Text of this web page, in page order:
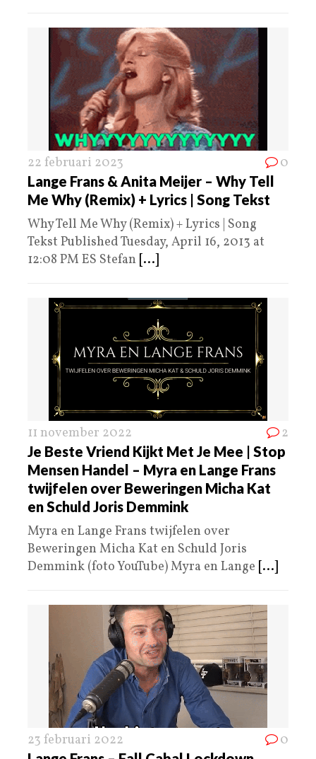
22 februari 2023 0
Lange Frans & Anita Meijer – Why Tell
Me Why (Remix) + Lyrics | Song Tekst
Why Tell Me Why (Remix) + Lyrics | Song
Tekst Published Tuesday, April 16, 2013 at
12:08 PM ES Stefan [...]
11 november 2022 2
Je Beste Vriend Kijkt Met Je Mee | Stop
Mensen Handel – Myra en Lange Frans
twijfelen over Beweringen Micha Kat
en Schuld Joris Demmink
Myra en Lange Frans twijfelen over
Beweringen Micha Kat en Schuld Joris
Demmink (foto YouTube) Myra en Lange [...]
23 februari 2022 0